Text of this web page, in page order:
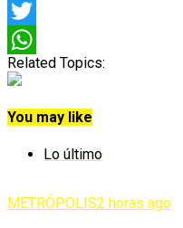
Facebook
Twitter
WhatsApp
Related Topics:
You may like
Lo último
METRÓPOLIS2 horas ago